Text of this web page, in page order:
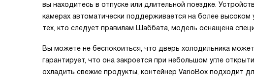
вы находитесь в отпуске или длительной поездке.
камерах автоматически поддерживается на более
тех, кто следует правилам Шаббата, модель оснащена
Вы можете не беспокоиться, что дверь холодильника
гарантирует, что она закроется при небольшом угле
охладить свежие продукты, контейнер VarioBox подходит